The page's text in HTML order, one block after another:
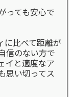
っても安心で
に比べて距離が
信のない方で
イと適度なア
思い切ってス